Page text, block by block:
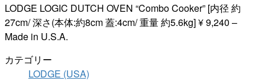
LODGE LOGIC DUTCH OVEN “Combo Cooker” [内径 約
27cm/ 深さ(本体:約8cm 蓋:4cm/ 重量 約5.6kg] ¥ 9,240 –
Made in U.S.A.
カテゴリー
LODGE (USA)